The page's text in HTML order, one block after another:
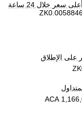
أعلى سعر خلال 24 ساعة
على الإطلاق